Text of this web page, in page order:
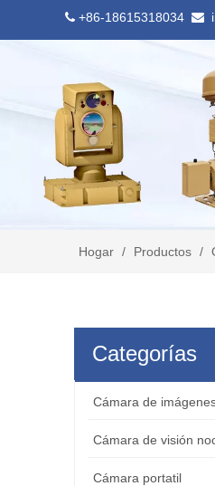
 +86-18615318034 
Hogar / Productos /
Categorías
Cámara de
Cámara de visión
Cámara portatil